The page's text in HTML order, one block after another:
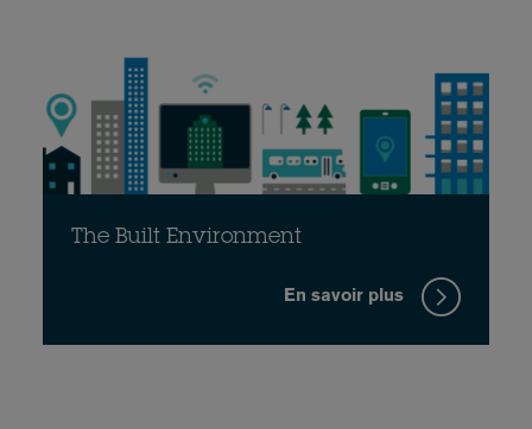
The Built Environment
En savoir plus